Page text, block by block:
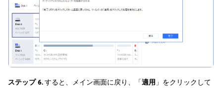
ステップ 6.すると、メイン画面に戻り、「適用 」をクリックして